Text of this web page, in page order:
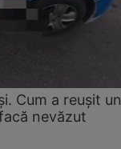
Cum a reușit un
nevăzut